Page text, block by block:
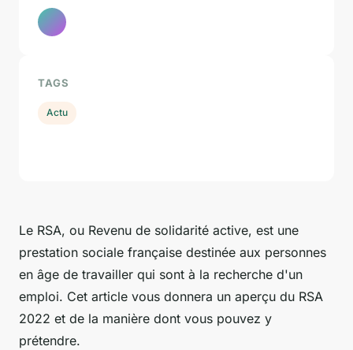
Le RSA, ou Revenu de solidarité active, est une
prestation sociale française destinée aux personnes
en âge de travailler qui sont à la recherche d'un
emploi. Cet article vous donnera un aperçu du RSA
2022 et de la manière dont vous pouvez y
prétendre.
TAGS
Actu